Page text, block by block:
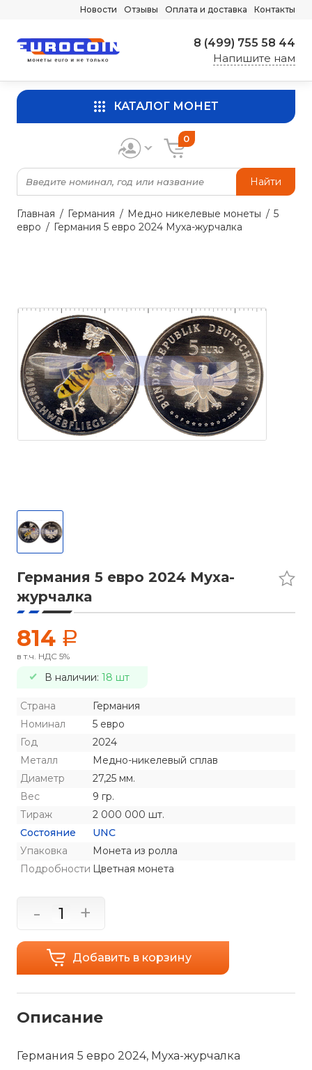
Новости Отзывы Оплата и доставка Контакты
8 (499) 755 58 44
Напишите нам
КАТАЛОГ МОНЕТ
Найти
0
Главная Германия Медно никелевые монеты
5
евро
Германия 5 евро 2024 Муха-журчалка
Германия 5 евро 2024 Муха-
журчалка
814 a
в т.ч. НДС 5%
В наличии: 18 шт
Страна
Германия
Номинал
5 евро
Год
2024
Металл
Медно-никелевый сплав
Диаметр
27,25 мм.
Вес
9 гр.
Тираж
2 000 000 шт.
Состояние
UNC
Упаковка
Монета из ролла
Подробности Цветная монета
- +
Добавить в корзину
Описание
Германия 5 евро 2024, Муха-журчалка